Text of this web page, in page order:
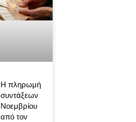
Η πληρωμή
συντάξεων
Νοεμβρίου
από τον